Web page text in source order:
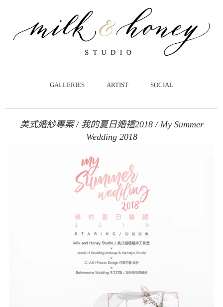
GALLERIES ARTIST SOCIAL
美式婚紗專案 / 我的夏日婚禮2018 / My Summer
Wedding 2018